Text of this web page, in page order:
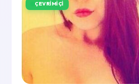
ÇEVRIMIÇI